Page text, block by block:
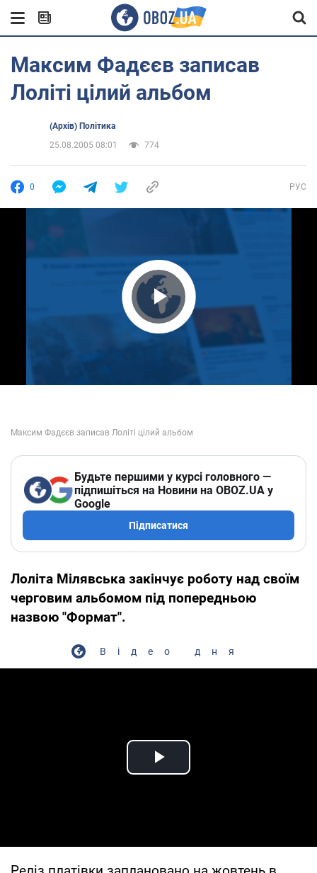
Максим Фадєєв записав
Лоліті цілий альбом
(Архів) Політика
25.08.2005 08:01
774
0 РУС
Play Video
Будьте першими у курсі головного —
підпишіться на Новини на OBOZ.UA у
Google
Підписатися
Лоліта Мілявська закінчує роботу над своїм
черговим альбомом під попередньою
назвою "Формат".
Відео дня
Play Video